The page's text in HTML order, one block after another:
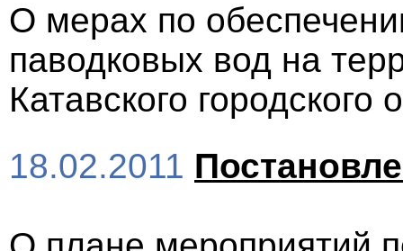
О мерах по
паводковых вод на
Катавского городского
18.02.2011